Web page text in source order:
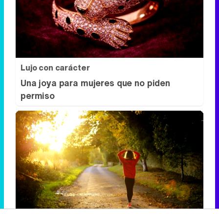
Lujo con carácter
Una joya para mujeres que no piden
permiso